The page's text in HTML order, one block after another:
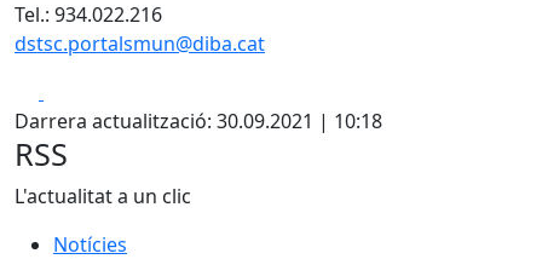
Tel.: 934.022.216
dstsc.portalsmun@diba.cat
Darrera actualització: 30.09.2021 | 10:18
RSS
L'actualitat a un clic
Notícies